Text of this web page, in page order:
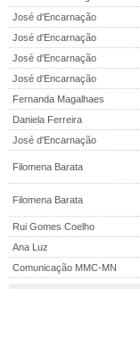
José d'Encarnação
José d'Encarnação
José d'Encarnação
José d'Encarnação
Fernanda Magalhaes
Daniela Ferreira
José d'Encarnação
Filomena Barata
Filomena Barata
Rui Gomes Coelho
Ana Luz
Comunicação MMC-MN